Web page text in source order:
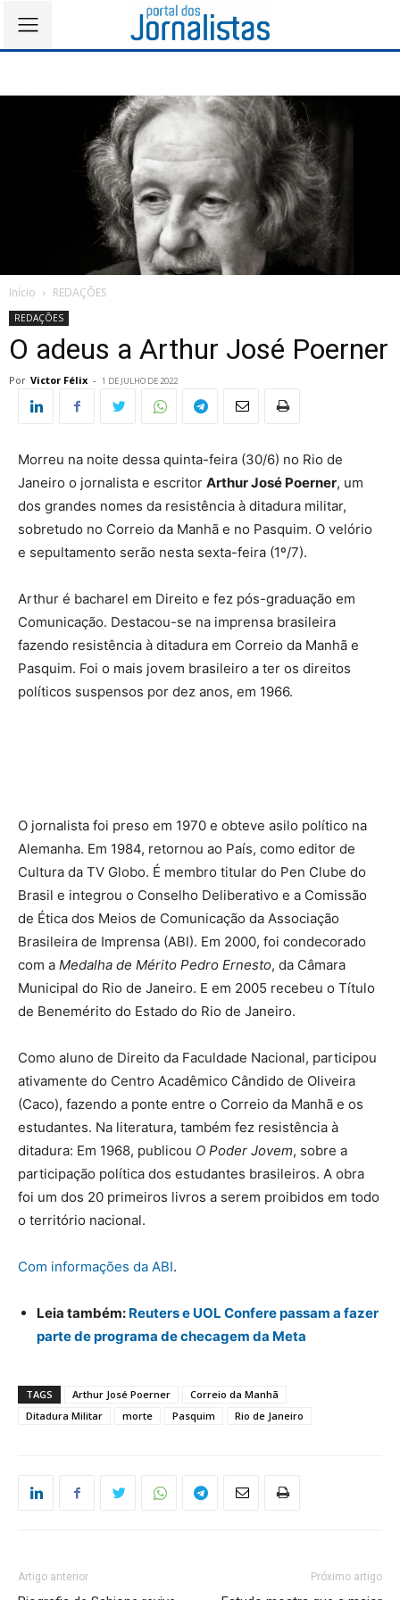
Início REDAÇÕES
REDAÇÕES
O adeus a Arthur José Poerner
Por Victor Félix - 1 DE JULHO DE 2022
Morreu na noite dessa quinta-feira (30/6) no Rio de
Janeiro o jornalista e escritor Arthur José Poerner, um
dos grandes nomes da resistência à ditadura militar,
sobretudo no Correio da Manhã e no Pasquim. O velório
e sepultamento serão nesta sexta-feira (1º/7).
Arthur é bacharel em Direito e fez pós-graduação em
Comunicação. Destacou-se na imprensa brasileira
fazendo resistência à ditadura em Correio da Manhã e
Pasquim. Foi o mais jovem brasileiro a ter os direitos
políticos suspensos por dez anos, em 1966.
O jornalista foi preso em 1970 e obteve asilo político na
Alemanha. Em 1984, retornou ao País, como editor de
Cultura da TV Globo. É membro titular do Pen Clube do
Brasil e integrou o Conselho Deliberativo e a Comissão
de Ética dos Meios de Comunicação da Associação
Brasileira de Imprensa (ABI). Em 2000, foi condecorado
com a Medalha de Mérito Pedro Ernesto, da Câmara
Municipal do Rio de Janeiro. E em 2005 recebeu o Título
de Benemérito do Estado do Rio de Janeiro.
Como aluno de Direito da Faculdade Nacional, participou
ativamente do Centro Acadêmico Cândido de Oliveira
(Caco), fazendo a ponte entre o Correio da Manhã e os
estudantes. Na literatura, também fez resistência à
ditadura: Em 1968, publicou O Poder Jovem, sobre a
participação política dos estudantes brasileiros. A obra
foi um dos 20 primeiros livros a serem proibidos em todo
o território nacional.
Com informações da ABI.
Leia também: Reuters e UOL Confere passam a fazer
parte de programa de checagem da Meta
TAGS Arthur José Poerner
Correio da Manhã
Ditadura Militar
morte Pasquim Rio de Janeiro
Artigo anterior Próximo artigo